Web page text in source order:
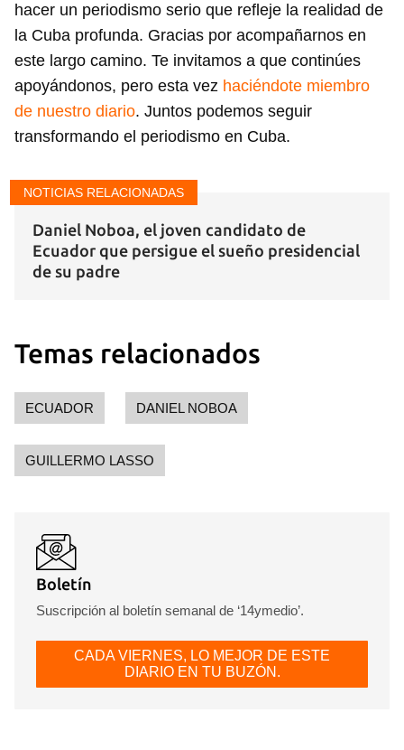
hacer un periodismo serio que refleje la realidad de
la Cuba profunda. Gracias por acompañarnos en
este largo camino. Te invitamos a que continúes
apoyándonos, pero esta vez haciéndote miembro
de nuestro diario. Juntos podemos seguir
transformando el periodismo en Cuba.
NOTICIAS RELACIONADAS
Daniel Noboa, el joven candidato de
Ecuador que persigue el sueño presidencial
de su padre
Temas relacionados
ECUADOR DANIEL NOBOA
GUILLERMO LASSO
Boletín
Suscripción al boletín semanal de ‘14ymedio’.
CADA VIERNES, LO MEJOR DE ESTE
DIARIO EN TU BUZÓN.